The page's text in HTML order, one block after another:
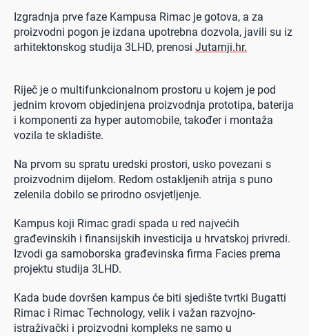
Izgradnja prve faze Kampusa Rimac je gotova, a za
proizvodni pogon je izdana upotrebna dozvola, javili su iz
arhitektonskog studija 3LHD, prenosi Jutarnji.hr.
Riječ je o multifunkcionalnom prostoru u kojem je pod
jednim krovom objedinjena proizvodnja prototipa, baterija
i komponenti za hyper automobile, također i montaža
vozila te skladište.
Na prvom su spratu uredski prostori, usko povezani s
proizvodnim dijelom. Redom ostakljenih atrija s puno
zelenila dobilo se prirodno osvjetljenje.
Kampus koji Rimac gradi spada u red najvećih
građevinskih i finansijskih investicija u hrvatskoj privredi.
Izvodi ga samoborska građevinska firma Facies prema
projektu studija 3LHD.
Kada bude dovršen kampus će biti sjedište tvrtki Bugatti
Rimac i Rimac Technology, velik i važan razvojno-
istraživački i proizvodni kompleks ne samo u